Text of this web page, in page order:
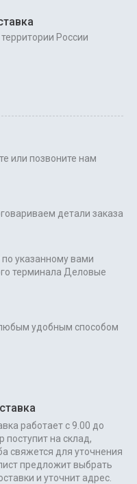
России
или позвоните нам
детали заказа
указанному вами
терминала Деловые
удобным способом
работает с 9.00 до
поступит на склад,
свяжется для уточнения
предложит выбрать
и уточнит адрес.